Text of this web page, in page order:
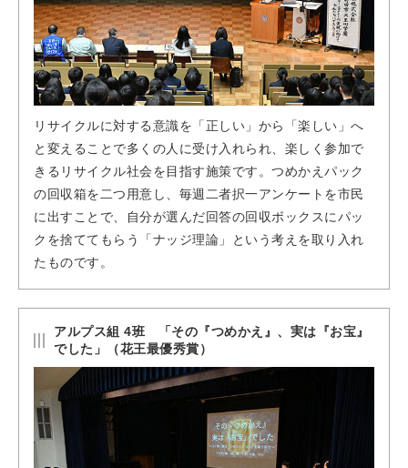
リサイクルに対する意識を「正しい」から「楽しい」へ
と変えることで多くの人に受け入れられ、楽しく参加で
きるリサイクル社会を目指す施策です。つめかえパック
の回収箱を二つ用意し、毎週二者択一アンケートを市民
に出すことで、自分が選んだ回答の回収ボックスにパッ
クを捨ててもらう「ナッジ理論」という考えを取り入れ
たものです。
アルプス組 4班 「その『つめかえ』、実は『お宝』
でした」（花王最優秀賞）